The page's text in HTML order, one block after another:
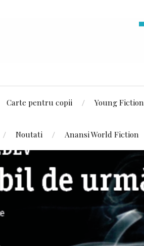
Carte pentru copii Young Fiction
Noutati Anansi World Fiction